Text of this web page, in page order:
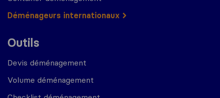
Déménageurs internationaux
Outils
Devis déménagement
Volume déménagement